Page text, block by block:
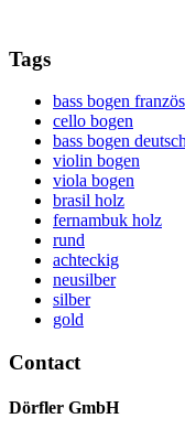
Tags
bass bogen
cello bogen
bass bogen
violin bogen
viola bogen
brasil holz
fernambuk holz
rund
achteckig
neusilber
silber
gold
Contact
Dörfler GmbH